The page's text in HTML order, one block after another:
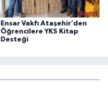
Ensar Vakfı Ataşehir’den
Öğrencilere YKS Kitap
Desteği